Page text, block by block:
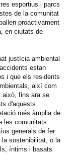
esportius i parcs
de la comunitat
proactivament
en ciutats de
justícia ambiental
estan
i que els residents
així com
això, fins ara se
d'aquests
més àmplia de
les comunitats
generals de fer
sostenibilitat, o la
íntims i basats